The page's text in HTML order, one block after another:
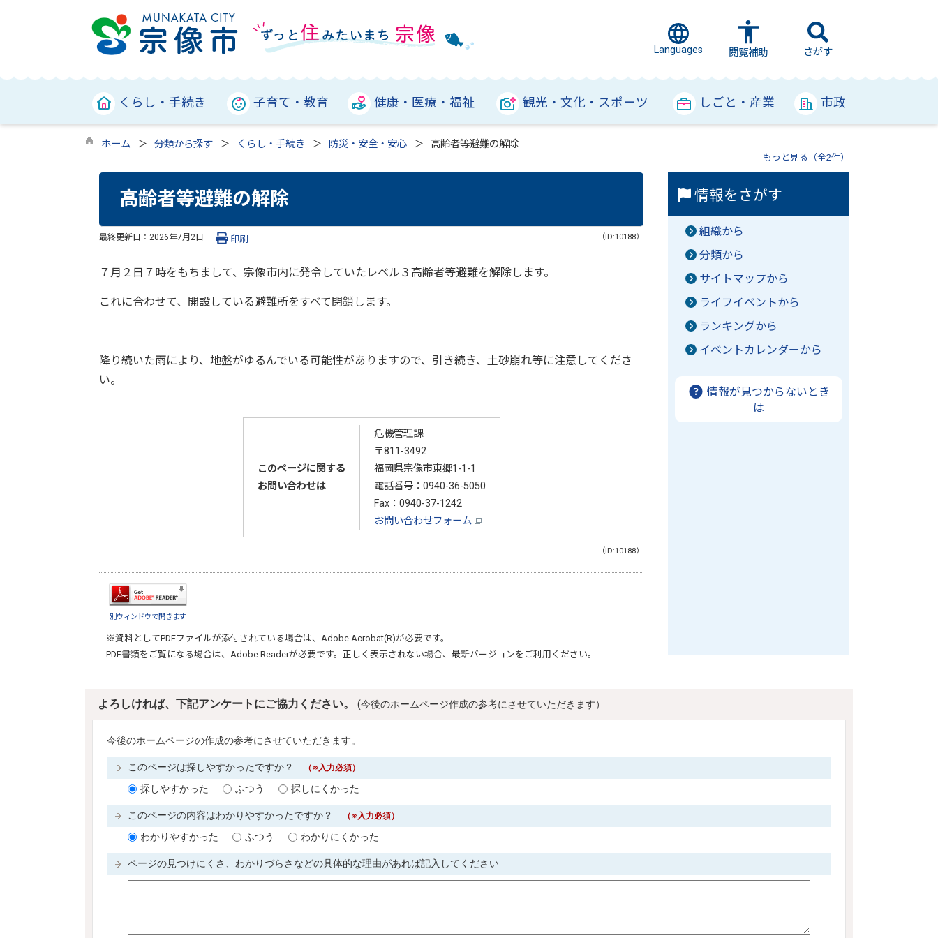
Languages 閲覧補助 さがす
くらし・手続き 子育て・教育 健康・医療・福祉 観光・文化・スポーツ しごと・産業 市政
ホーム 分類から探す くらし・手続き 防災・安全・安心 高齢者等避難の解除
もっと見る（全2件）
高齢者等避難の解除
最終更新日： 2026年7月2日 （ID:10188）
印刷
７月２日７時をもちまして、宗像市内に発令していたレベル３高齢者等避難を解除します。
これに合わせて、開設している避難所をすべて閉鎖します。
降り続いた雨により、地盤がゆるんでいる可能性がありますので、引き続き、土砂崩れ等に注意してくださ
い。
このページに関する
お問い合わせは
危機管理課
〒811-3492
福岡県宗像市東郷1-1-1
電話番号： 0940-36-5050
Fax：0940-37-1242
お問い合わせフォーム
（ID:10188）
別ウィンドウで開きます
※資料としてPDFファイルが添付されている場合は、 Adobe Acrobat(R)が必要です。
PDF書類をご覧になる場合は、 Adobe Readerが必要です。正しく表示されない場合、最新バージョンをご利用ください。
情報をさがす
組織から
分類から
サイトマップから
ライフイベントから
ランキングから
イベントカレンダーから
情報が見つからないとき
は